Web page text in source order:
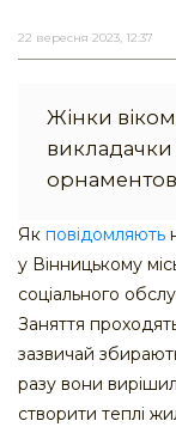
22 вересня 2023, 12:37
Жінки
Як повідомляють
у Вінницькому
соціального
Заняття
зазвичай
разу вони
створити теплі